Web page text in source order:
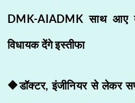
DMK-AIADMK साथ आए
विधायक देंगे इस्तीफा
🔶डॉक्टर, इंजीनियर से लेकर